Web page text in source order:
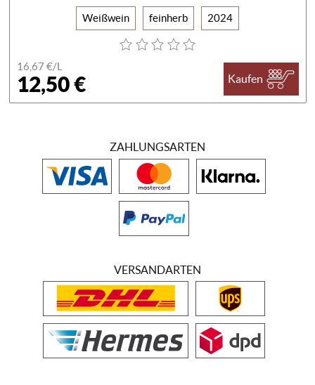
Weißwein feinherb 2024
16,67 €/L
12,50 € Kaufen
ZAHLUNGSARTEN
VERSANDARTEN